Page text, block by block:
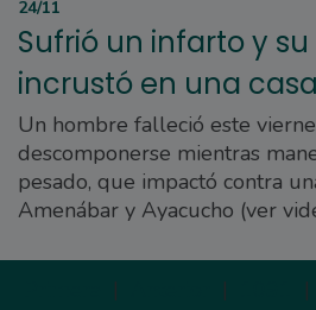
24/11
Sufrió un infarto y
incrustó en una casa
Un hombre falleció este
descomponerse mientras
pesado, que impactó contra
Amenábar y Ayacucho (ver
| | |